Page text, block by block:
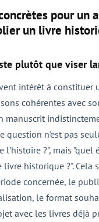
pour un
un livre
plutôt que viser
intérêt à constituer
cohérentes avec
manuscrit
question n'est pas
l'histoire ?", mais "quel
livre historique ?". Cela
concernée, le
le format
avec les livres déjà